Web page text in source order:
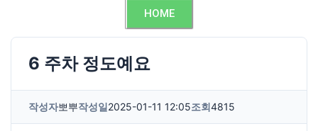
HOME
6 주차 정도예요
작성자뽀뿌작성일2025-01-11 12:05조회4815